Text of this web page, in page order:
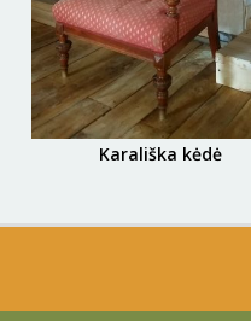
Karališka kėdė